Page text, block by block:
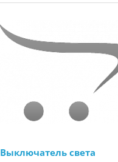
Выключатель света